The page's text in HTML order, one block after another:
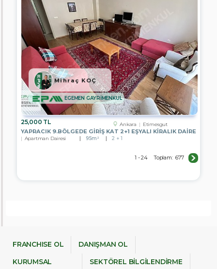
25,000 TL Ankara Etimesgut
YAPRACIK 9.BÖLGEDE GİRİŞ KAT 2+1 EŞYALI KİRALIK DAİRE
Apartman Dairesi 95m² 2 + 1
EGEMEN GAYRİMENKUL
Mihraç KOÇ
1 - 24 Toplam: 677
FRANCHISE OL DANIŞMAN OL
KURUMSAL SEKTÖREL BİLGİLENDİRME